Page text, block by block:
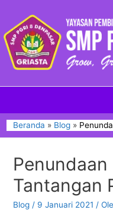
Beranda Blog
Tantangan
Blog / 9 Januari 2021 /